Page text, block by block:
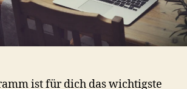
ist für dich das wichtigste